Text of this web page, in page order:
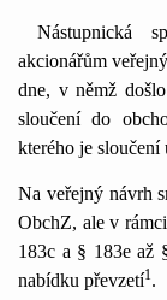
Nástupnická
akcionářům
dne, v němž
sloučení do
kterého je sloučení
Na veřejný návrh
ObchZ, ale v
183c a § 183e až
nabídku převzetí1.